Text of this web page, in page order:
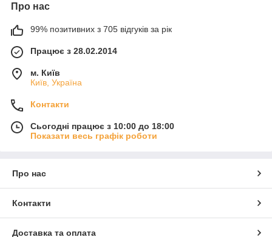
Про нас
99% позитивних з 705 відгуків за рік
Працює з 28.02.2014
м. Київ
Київ, Україна
Контакти
Сьогодні працює з 10:00 до 18:00
Показати весь графік роботи
Про нас
Контакти
Доставка та оплата